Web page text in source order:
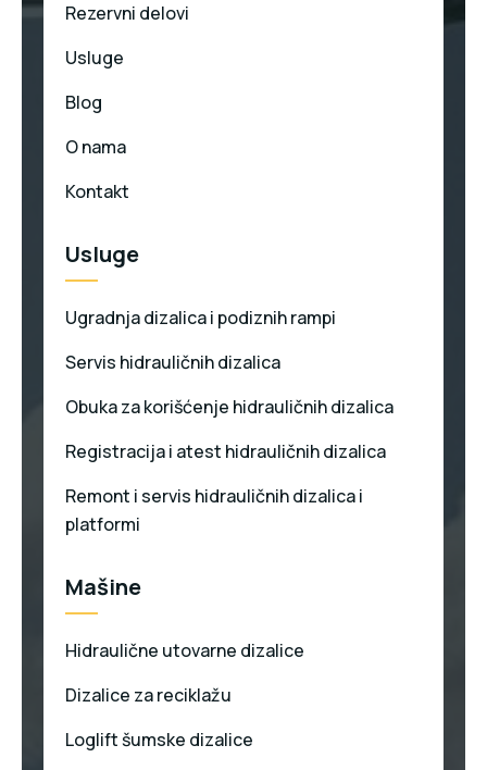
Rezervni delovi
Usluge
Blog
O nama
Kontakt
Usluge
Ugradnja dizalica i podiznih rampi
Servis hidrauličnih dizalica
Obuka za korišćenje hidrauličnih dizalica
Registracija i atest hidrauličnih dizalica
Remont i servis hidrauličnih dizalica i
platformi
Mašine
Hidraulične utovarne dizalice
Dizalice za reciklažu
Loglift šumske dizalice